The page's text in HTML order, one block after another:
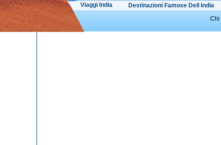
Viaggi India
Destinazioni Famose Dell India
Chi